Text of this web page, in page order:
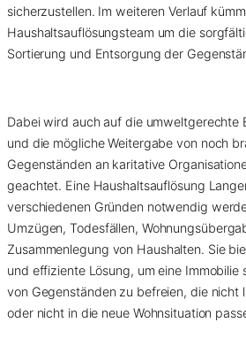
sicherzustellen. Im weiteren Verlauf
Haushaltsauflösungsteam um die
Sortierung und Entsorgung der
Dabei wird auch auf die umweltgerechte
und die mögliche Weitergabe von noch
Gegenständen an karitative
geachtet. Eine Haushaltsauflösung
verschiedenen Gründen notwendig
Umzügen, Todesfällen,
Zusammenlegung von Haushalten. Sie
und effiziente Lösung, um eine Immobilie
von Gegenständen zu befreien, die nicht
oder nicht in die neue Wohnsituation